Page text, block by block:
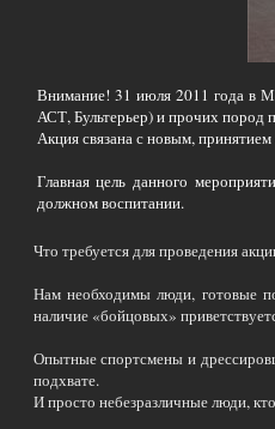
Внимание! 31 июля 2011 года в
АСТ, Бультерьер) и прочих
Акция связана с новым,
Главная цель данного
должном воспитании.
Что требуется для проведения
Нам необходимы люди, готовые
наличие «бойцовых»
Опытные спортсмены и
подхвате.
И просто небезразличные люди,